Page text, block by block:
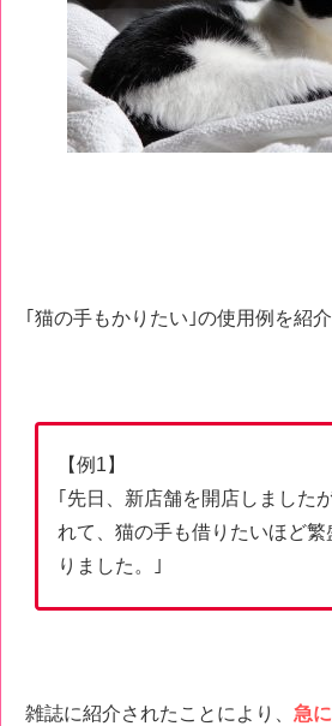
｢猫の手もかりたい｣の使用例を紹介
【例1】
｢先日、新店舗を開店しました
れて、猫の手も借りたいほど繁
りました。｣
雑誌に紹介されたことにより、 急